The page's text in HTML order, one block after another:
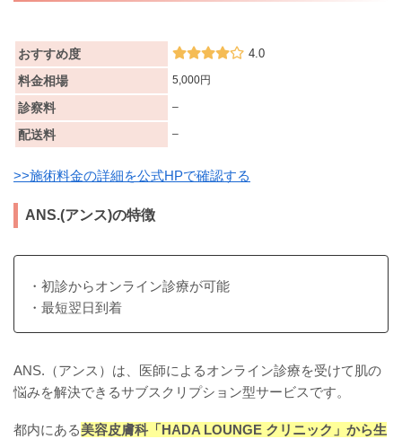
おすすめ度 4.0
料金相場 5,000円
診察料 –
配送料 –
>>施術料金の詳細を公式HPで確認する
ANS.(アンス)の特徴
・初診からオンライン診療が可能
・最短翌日到着
ANS.（アンス）は、医師によるオンライン診療を受けて肌の
悩みを解決できるサブスクリプション型サービスです。
都内にある美容皮膚科「HADA LOUNGE クリニック」から生